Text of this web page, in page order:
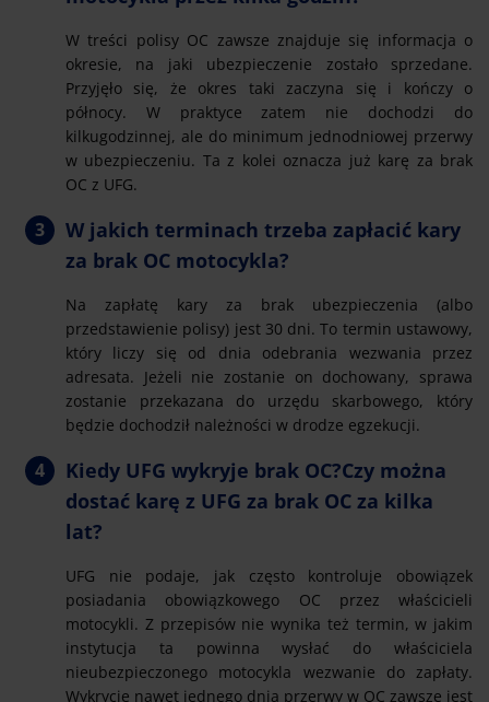
W treści polisy OC zawsze znajduje się informacja o
okresie, na jaki ubezpieczenie zostało sprzedane.
Przyjęło się, że okres taki zaczyna się i kończy o
północy. W praktyce zatem nie dochodzi do
kilkugodzinnej, ale do minimum jednodniowej przerwy
w ubezpieczeniu. Ta z kolei oznacza już karę za brak
OC z UFG.
W jakich terminach trzeba zapłacić kary
za brak OC motocykla?
Na zapłatę kary za brak ubezpieczenia (albo
przedstawienie polisy) jest 30 dni. To termin ustawowy,
który liczy się od dnia odebrania wezwania przez
adresata. Jeżeli nie zostanie on dochowany, sprawa
zostanie przekazana do urzędu skarbowego, który
będzie dochodził należności w drodze egzekucji.
Kiedy UFG wykryje brak OC?Czy można
dostać karę z UFG za brak OC za kilka
lat?
UFG nie podaje, jak często kontroluje obowiązek
posiadania obowiązkowego OC przez właścicieli
motocykli. Z przepisów nie wynika też termin, w jakim
instytucja ta powinna wysłać do właściciela
nieubezpieczonego motocykla wezwanie do zapłaty.
Wykrycie nawet jednego dnia przerwy w OC zawsze jest